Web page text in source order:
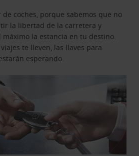
coches, porque sabemos que no
la libertad de la carretera y
la estancia en tu destino.
te lleven, las llaves para
esperando.